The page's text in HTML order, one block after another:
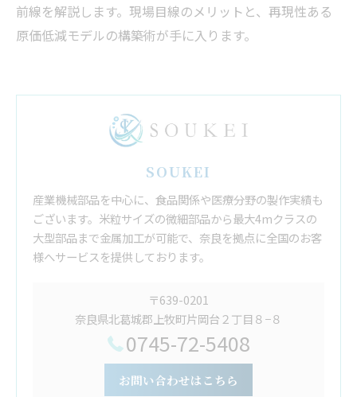
前線を解説します。現場目線のメリットと、再現性ある
原価低減モデルの構築術が手に入ります。
SOUKEI
産業機械部品を中心に、食品関係や医療分野の製作実績も
ございます。米粒サイズの微細部品から最大4mクラスの
大型部品まで金属加工が可能で、奈良を拠点に全国のお客
様へサービスを提供しております。
〒639-0201
奈良県北葛城郡上牧町片岡台２丁目８−８
0745-72-5408
お問い合わせはこちら